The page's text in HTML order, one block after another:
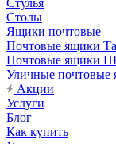
Стулья
Столы
Ящики почтовые
Почтовые ящики
Почтовые ящики
Уличные почтовые
Акции
Услуги
Блог
Как купить